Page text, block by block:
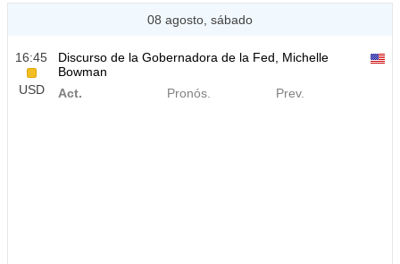
08 agosto, sábado
16:45
USD
Discurso de la Gobernadora de la Fed, Michelle
Bowman
Act.
Pronós. Prev.